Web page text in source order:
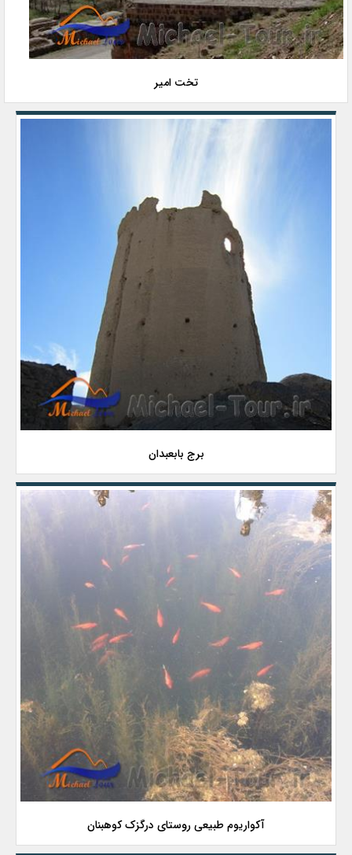
تخت امیر
برج بابعبدان
آکواریوم طبیعی روستای درگزک کوهبنان